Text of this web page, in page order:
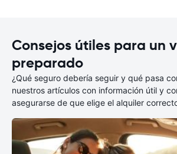
Consejos útiles para un
preparado
¿Qué seguro debería seguir y qué pasa
nuestros artículos con información útil y
asegurarse de que elige el alquiler